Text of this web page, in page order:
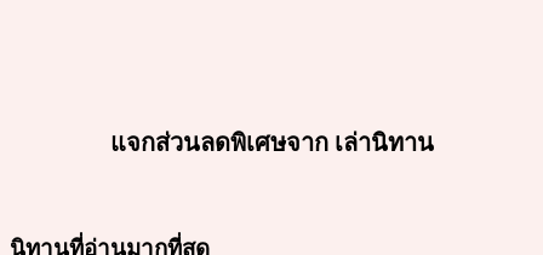
แจกส่วนลดพิเศษจาก เล่านิทาน
นิทานที่อ่านมากที่สุด